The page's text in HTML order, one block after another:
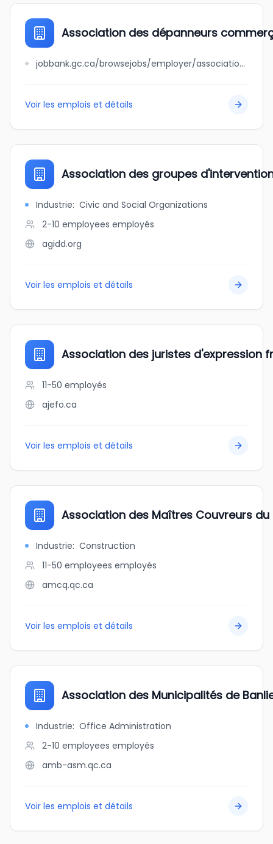
Association des dépanneurs
jobbank.gc.ca/browsejobs/employer/association+des+d%C3%A9panneurs+commer%C3%A7ants+d%27asie+du+qu%C3%A9bec/ca
Voir les emplois et détails
Association des groupes
Industrie: Civic and Social Organizations
2-10 employees employés
agidd.org
Voir les emplois et détails
Association des juristes d'expression
11-50 employés
ajefo.ca
Voir les emplois et détails
Association des Maîtres Couvreurs du
Industrie: Construction
11-50 employees employés
amcq.qc.ca
Voir les emplois et détails
Association des Municipalités de
Industrie: Office Administration
2-10 employees employés
amb-asm.qc.ca
Voir les emplois et détails